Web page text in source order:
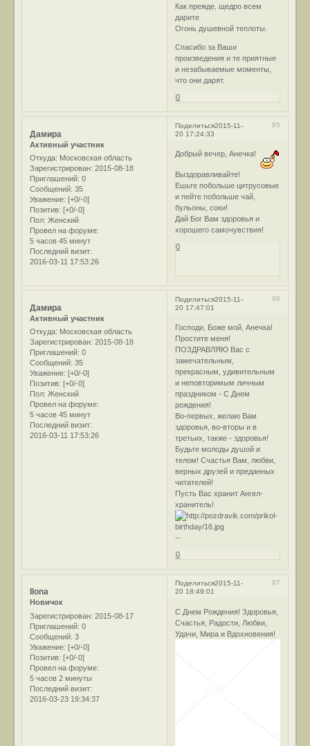
Как прежде, щедро всем
дарите
Огонь душевной теплоты.
Спасибо за Ваши
произведения и те приятные
и незабываемые моменты,
что они дарят.
0
Поделиться 85
2015-11-
20 17:24:33
Дамира
Активный участник
Откуда: Московская область
Зарегистрирован: 2015-08-18
Приглашений: 0
Сообщений: 35
Уважение: [+0/-0]
Позитив: [+0/-0]
Пол: Женский
Провел на форуме:
5 часов 45 минут
Последний визит:
2016-03-11 17:53:26
Добрый вечер, Анечка!
Выздоравливайте!
Ешьте побольше цитрусовые
и пейте побольше чай,
бульоны, соки!
Дай Бог Вам здоровья и
хорошего самочувствия!
0
Поделиться 86
2015-11-
20 17:47:01
Дамира
Активный участник
Откуда: Московская область
Зарегистрирован: 2015-08-18
Приглашений: 0
Сообщений: 35
Уважение: [+0/-0]
Позитив: [+0/-0]
Пол: Женский
Провел на форуме:
5 часов 45 минут
Последний визит:
2016-03-11 17:53:26
Господи, Боже мой, Анечка!
Простите меня!
ПОЗДРАВЛЯЮ Вас с
замечательным,
прекрасным, удивительным
и неповторимым личным
праздником - С Днем
рождения!
Во-первых, желаю Вам
здоровья, во-вторы и в
третьих, также - здоровья!
Будьте молоды душой и
телом! Счастья Вам, любви,
верных друзей и преданных
читателей!
Пусть Вас хранит Ангел-
хранитель!
--
0
Поделиться 87
2015-11-
20 18:49:01
Ilona
Новичок
Зарегистрирован: 2015-08-17
Приглашений: 0
Сообщений: 3
Уважение: [+0/-0]
Позитив: [+0/-0]
Провел на форуме:
5 часов 2 минуты
Последний визит:
2016-03-23 19:34:37
С Днем Рождения! Здоровья,
Счастья, Радости, Любви,
Удачи, Мира и Вдохновения!